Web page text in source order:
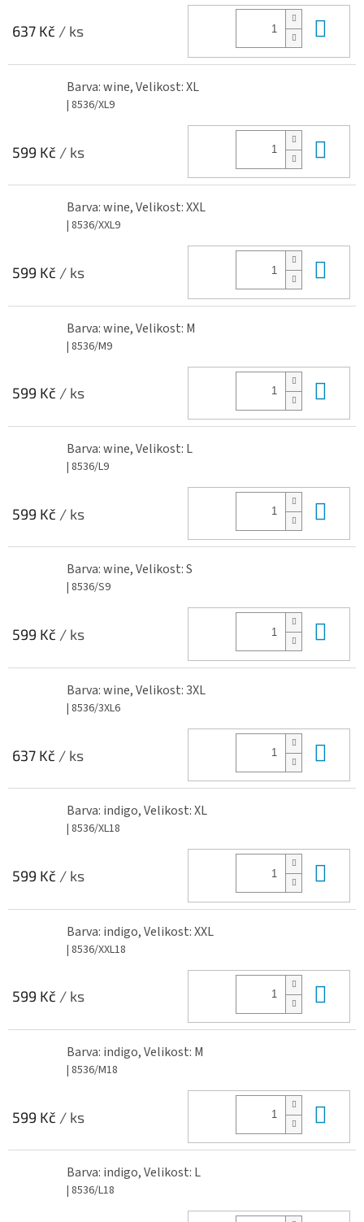
637 Kč / ks
Barva: wine, Velikost: XL
| 8536/XL9
599 Kč / ks
Barva: wine, Velikost: XXL
| 8536/XXL9
599 Kč / ks
Barva: wine, Velikost: M
| 8536/M9
599 Kč / ks
Barva: wine, Velikost: L
| 8536/L9
599 Kč / ks
Barva: wine, Velikost: S
| 8536/S9
599 Kč / ks
Barva: wine, Velikost: 3XL
| 8536/3XL6
637 Kč / ks
Barva: indigo, Velikost: XL
| 8536/XL18
599 Kč / ks
Barva: indigo, Velikost: XXL
| 8536/XXL18
599 Kč / ks
Barva: indigo, Velikost: M
| 8536/M18
599 Kč / ks
Barva: indigo, Velikost: L
| 8536/L18